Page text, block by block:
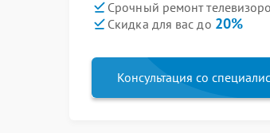
Срочный ремонт
Скидка для вас до 20%
Консультация со